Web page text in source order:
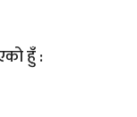
हुँ :